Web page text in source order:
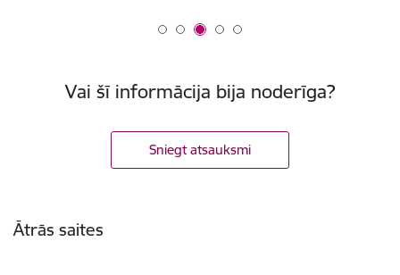
Vai šī informācija bija noderīga?
Sniegt atsauksmi
Ātrās saites